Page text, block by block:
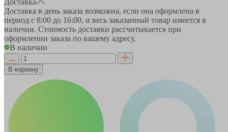
Доставка в день заказа возможна, если она оформлена в
период с 8:00 до 16:00, и весь заказанный товар имеется в
наличии. Стоимость доставки рассчитывается при
оформлении заказа по вашему адресу.
В наличии
В корзину